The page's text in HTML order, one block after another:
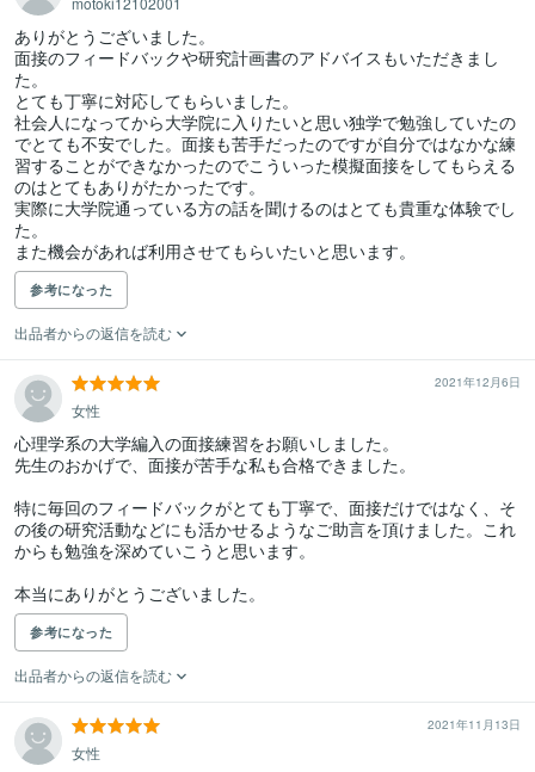
ありがとうございました。
面接のフィードバックや研究計画書のアドバイスもいただきまし
た。
とても丁寧に対応してもらいました。
社会人になってから大学院に入りたいと思い独学で勉強していたの
でとても不安でした。面接も苦手だったのですが自分ではなかな練
習することができなかったのでこういった模擬面接をしてもらえる
のはとてもありがたかったです。
実際に大学院通っている方の話を聞けるのはとても貴重な体験でし
た。
また機会があれば利用させてもらいたいと思います。
参考になった
出品者からの返信を読む
2021年12月6日
女性
心理学系の大学編入の面接練習をお願いしました。
先生のおかげで、面接が苦手な私も合格できました。
特に毎回のフィードバックがとても丁寧で、面接だけではなく、そ
の後の研究活動などにも活かせるようなご助言を頂けました。これ
からも勉強を深めていこうと思います。
本当にありがとうございました。
参考になった
出品者からの返信を読む
2021年11月13日
女性